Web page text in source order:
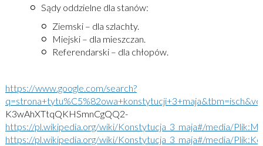
Sądy oddzielne dla stanów:
Ziemski – dla szlachty.
Miejski – dla mieszczan.
Referendarski – dla chłopów.
https://www.google.com/search?
K3wAhXTtqQKHSmnCgQQ2-
https://pl.wikipedia.org/wiki/Konstytucja_3_maja#/media/
https://pl.wikipedia.org/wiki/Konstytucja_3_maja#/media/